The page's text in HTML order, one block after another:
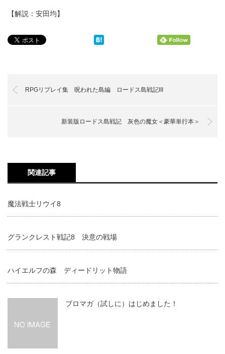
【解説：安田均】
RPGリプレイ集 呪われた島編 ロードス島戦記III
新装版ロードス島戦記 灰色の魔女＜豪華単行本＞
関連記事
魔法戦士リウイ8
グランクレスト戦記8 決意の戦場
ハイエルフの森 ディードリット物語
ブロマガ（試しに）はじめました！